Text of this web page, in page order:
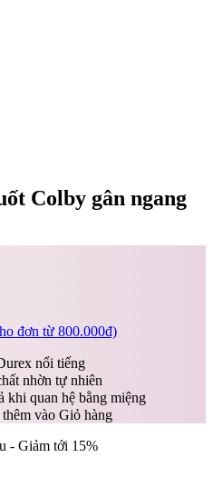
Colby gân ngang
đơn từ 800.000đ)
nổi tiếng
nhờn tự nhiên
khi quan hệ bằng miệng
vào Giỏ hàng